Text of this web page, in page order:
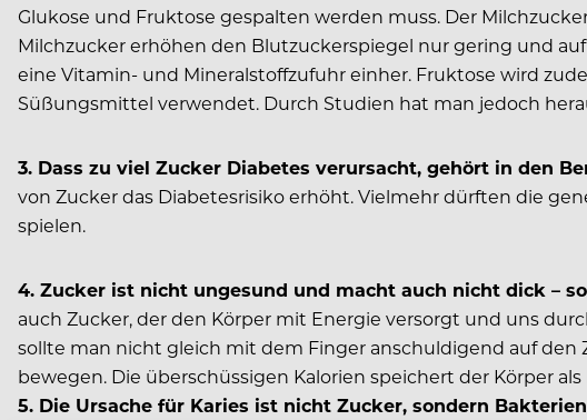
Glukose und Fruktose gespalten werden muss. Der
Milchzucker erhöhen den Blutzuckerspiegel nur gering und
eine Vitamin- und Mineralstoffzufuhr einher. Fruktose wird
Süßungsmittel verwendet. Durch Studien hat man jedoch
3. Dass zu viel Zucker Diabetes verursacht, gehört in den
von Zucker das Diabetesrisiko erhöht. Vielmehr dürften die
spielen.
4. Zucker ist nicht ungesund und macht auch nicht dick –
auch Zucker, der den Körper mit Energie versorgt und uns
sollte man nicht gleich mit dem Finger anschuldigend auf den
bewegen. Die überschüssigen Kalorien speichert der Körper als
5. Die Ursache für Karies ist nicht Zucker, sondern